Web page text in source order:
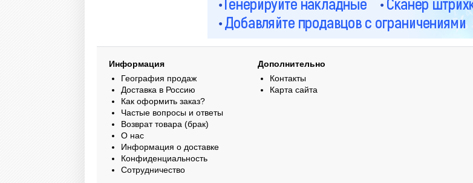
Информация
География продаж
Доставка в Россию
Как оформить заказ?
Частые вопросы и ответы
Возврат товара (брак)
О нас
Информация о доставке
Конфиденциальность
Сотрудничество
Дополнительно
Контакты
Карта сайта